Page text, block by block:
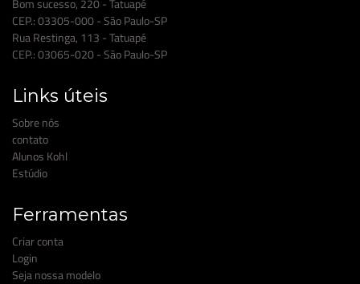
Bom sucesso, 220 - Tatuapé
CEP.: 03305-000 - São Paulo-SP
Rua Restinga, 113 - Tatuapé
CEP.: 03065-020 - São Paulo-SP
Links úteis
Sobre nós
contato
Alunos Kohl
Estúdio
Ferramentas
Criar conta
Login
Seja nossa modelo